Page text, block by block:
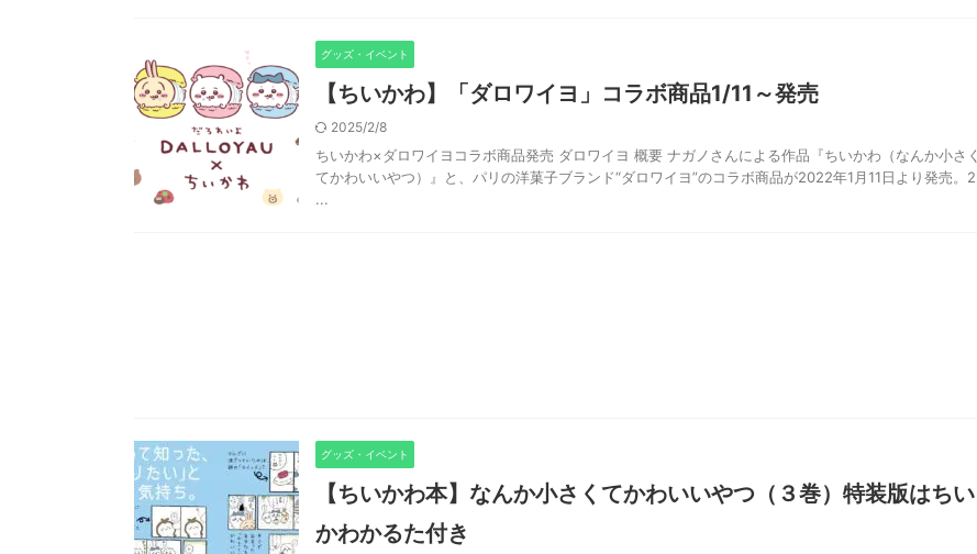
グッズ・イベント
【ちいかわ】「ダロワイヨ」コラボ商品1/11～発売
2025/2/8
ちいかわ×ダロワイヨコラボ商品発売 ダロワイヨ 概要 ナガノさんによる作品『ちいかわ（なんか小さく
てかわいいやつ）』と、パリの洋菓子ブランド“ダロワイヨ”のコラボ商品が2022年1月11日より発売。2
...
グッズ・イベント
【ちいかわ本】なんか小さくてかわいいやつ（３巻）特装版はちい
かわかるた付き